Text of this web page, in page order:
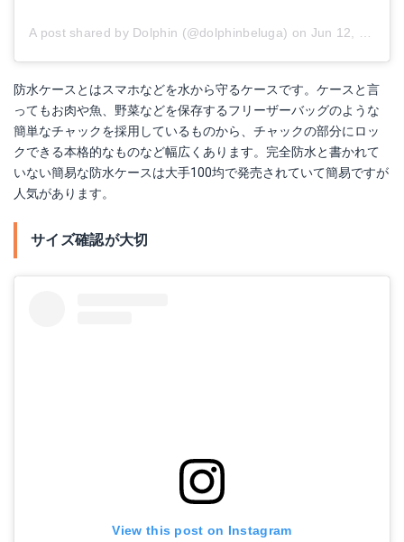
A post shared by Dolphin (@dolphinbeluga) on Jun 12, 2015 at 4:33pm PDT
防水ケースとはスマホなどを水から守るケースです。ケースと言
ってもお肉や魚、野菜などを保存するフリーザーバッグのような
簡単なチャックを採用しているものから、チャックの部分にロッ
クできる本格的なものなど幅広くあります。完全防水と書かれて
いない簡易な防水ケースは大手100均で発売されていて簡易ですが
人気があります。
サイズ確認が大切
View this post on Instagram